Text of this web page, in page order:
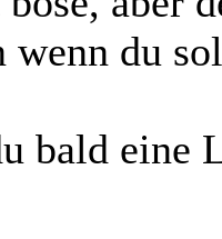
wenn du
bald eine